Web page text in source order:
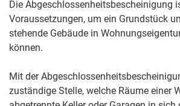
Die Abgeschlossenheitsbescheinigung
Voraussetzungen, um ein Grundstück
stehende Gebäude in
können.
Mit der
zuständige Stelle, welche Räume einer